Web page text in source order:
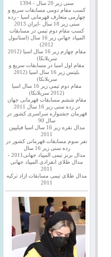
سنی زیر 20 سال - 1394
کسب مقام دومی مسابقات سریع و
چهارمی متعارف قهرمانی اسیا - رده
سنی زیر 18 سال -ایران 2013
كسب مقام دوم تيمي در مسابقات
المپياد جهاني زير 16 سال (استانبول
2012)
مقام چهارم زير 16 سال اسيا (2012
سريلانكا)
مقام اول اسيا در مسابقات سريع و
بليتس زير 16 سال اسيا (2012
سريلانكا)
مقام دوم تيمي زير 16 سال اسيا
(2012 سريلانكا)
مقام ششم مسابقات قهرمانی جهان
در رده سنی زیر 16 سال 2011
قهرمان جشنواره سراسری کشور در
سال 90
مدال نقره زیر 16 سال اسیا فیلیپین
2011
نفر سوم مسابقات قهرمانی کشور در
رده سنی زیر 16 سال
مدال برنز تیمی المپیاد جهانی2011 -
مدال طلای انفرادی المپیاد جهانی
2011
مدال طلای تیمی مسابقات ازاد ترکیه
2011